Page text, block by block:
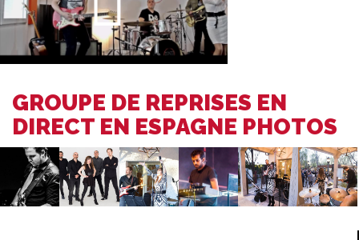
GROUPE DE REPRISES EN
DIRECT EN ESPAGNE PHOTOS